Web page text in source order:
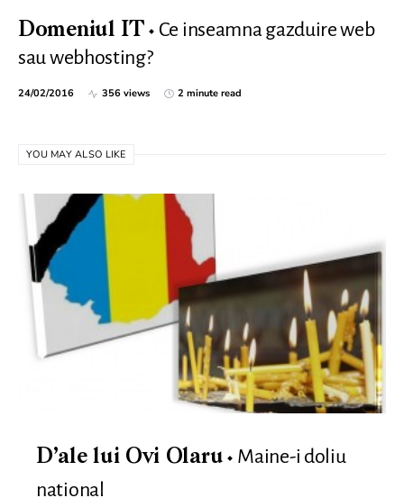
Domeniul IT
Ce inseamna gazduire web
sau webhosting?
24/02/2016 356 views 2 minute read
YOU MAY ALSO LIKE
D’ale lui Ovi Olaru
Maine-i doliu
national